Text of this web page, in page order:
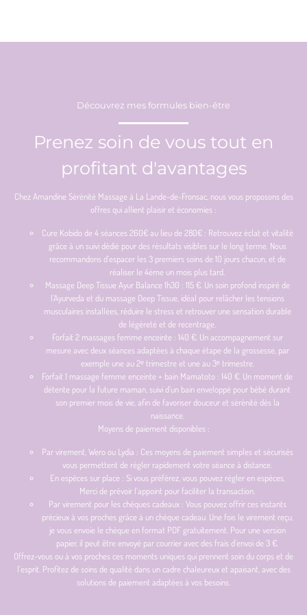
Découvrez mes formules bien-être
Prenez soin de vous tout en
profitant d'avantages
Chez Amandine Sérénité Massage à La Lande-de-Fronsac, nous vous proposons des
offres qui allient plaisir et économies :
Cure Kobido de 4 séances 260€ au lieu de 280€ : Retrouvez éclat et vitalité
grâce à un suivi dédié pour des résultats visibles sur le long terme. Nous
recommandons d’espacer les 3 premiers soins de 10 jours chacun, et de
réaliser le 4ème un mois plus tard.
Massage Deep Tissue Ayur Balance 1h30 : 115 €. Un soin profond inspiré de
l’Ayurveda et du massage Deep Tissue, idéal pour relâcher les tensions
musculaires installées, réduire le stress et retrouver une sensation durable
de légèreté et de recentrage.
Forfait 2 massages femme enceinte : 140 €. Un accompagnement sur
mesure avec deux séances adaptées à chaque étape de la grossesse, par
exemple une au 2ᵉ trimestre et une au 3ᵉ trimestre.
Forfait 1 massage femme enceinte + bain Mamatoto : 140 €. Un moment de
détente pour la future maman, suivi d’un bain enveloppé pour bébé durant
son premier mois de vie, afin de favoriser douceur et sérénité dès la
naissance.
Moyens de paiement disponibles :
Par virement, Wero ou Lydia : Ces moyens de paiement simples et sécurisés
vous permettent de régler rapidement votre séance à distance.
En espèces sur place : Si vous préférez, vous pouvez régler en espèces.
Merci de prévoir l’appoint pour faciliter la transaction.
Par virement pour les chèques cadeaux : Vous pouvez offrir ces instants
précieux à vos proches grâce à un chèque cadeau. Une fois le virement reçu,
je vous envoie le chèque en format PDF gratuitement. Pour une version
papier, il peut être envoyé par courrier avec des frais d’envoi de 3 €.
Offrez-vous ou à vos proches ces moments uniques qui prennent soin du corps et de
l’esprit. Profitez de soins de qualité dans un cadre chaleureux et apaisant, avec des
solutions de paiement adaptées à vos besoins.